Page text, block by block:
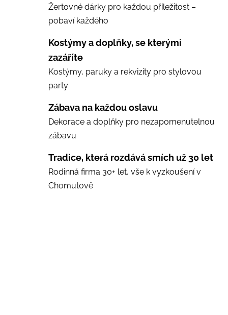
Žertovné dárky pro každou příležitost –
pobaví každého
Kostýmy a doplňky, se kterými
zazáříte
Kostýmy, paruky a rekvizity pro stylovou
party
Zábava na každou oslavu
Dekorace a doplňky pro nezapomenutelnou
zábavu
Tradice, která rozdává smích už 30 let
Rodinná firma 30+ let, vše k vyzkoušení v
Chomutově